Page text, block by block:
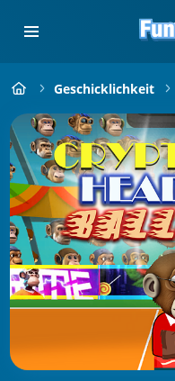
Geschicklichkeit